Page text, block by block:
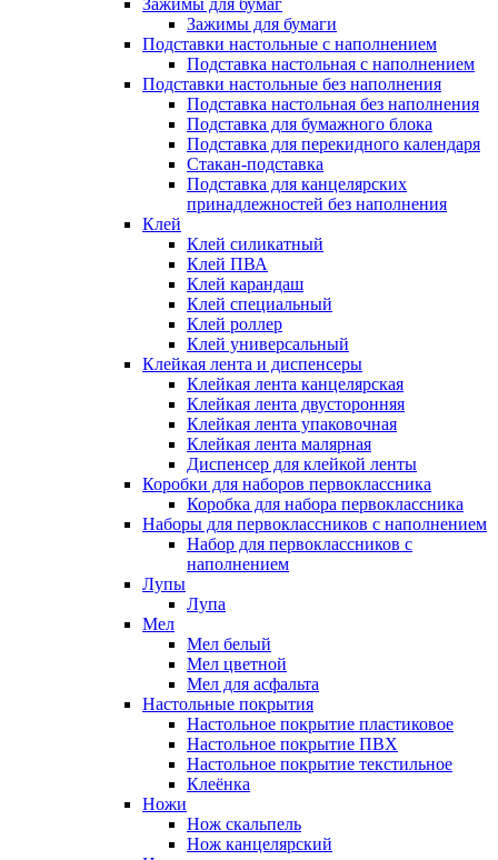
Зажимы для бумаг
Зажимы для бумаги
Подставки настольные с наполнением
Подставка настольная с наполнением
Подставки настольные без наполнения
Подставка настольная без наполнения
Подставка для бумажного блока
Подставка для перекидного календаря
Стакан-подставка
Подставка для канцелярских
принадлежностей без наполнения
Клей
Клей силикатный
Клей ПВА
Клей карандаш
Клей специальный
Клей роллер
Клей универсальный
Клейкая лента и диспенсеры
Клейкая лента канцелярская
Клейкая лента двусторонняя
Клейкая лента упаковочная
Клейкая лента малярная
Диспенсер для клейкой ленты
Коробки для наборов первоклассника
Коробка для набора первоклассника
Наборы для первоклассников с наполнением
Набор для первоклассников с
наполнением
Лупы
Лупа
Мел
Мел белый
Мел цветной
Мел для асфальта
Настольные покрытия
Настольное покрытие пластиковое
Настольное покрытие ПВХ
Настольное покрытие текстильное
Клеёнка
Ножи
Нож скальпель
Нож канцелярский